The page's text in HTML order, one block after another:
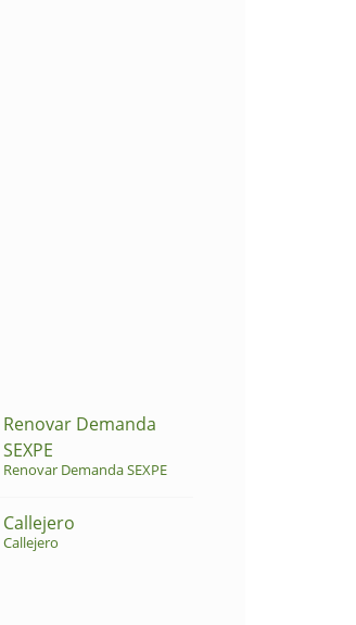
Renovar Demanda
SEXPE
Renovar Demanda SEXPE
Callejero
Callejero